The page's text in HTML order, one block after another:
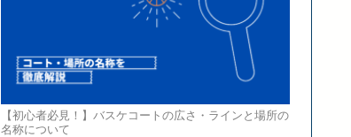
【初心者必見！】バスケコートの広さ・ラインと場所の
名称について